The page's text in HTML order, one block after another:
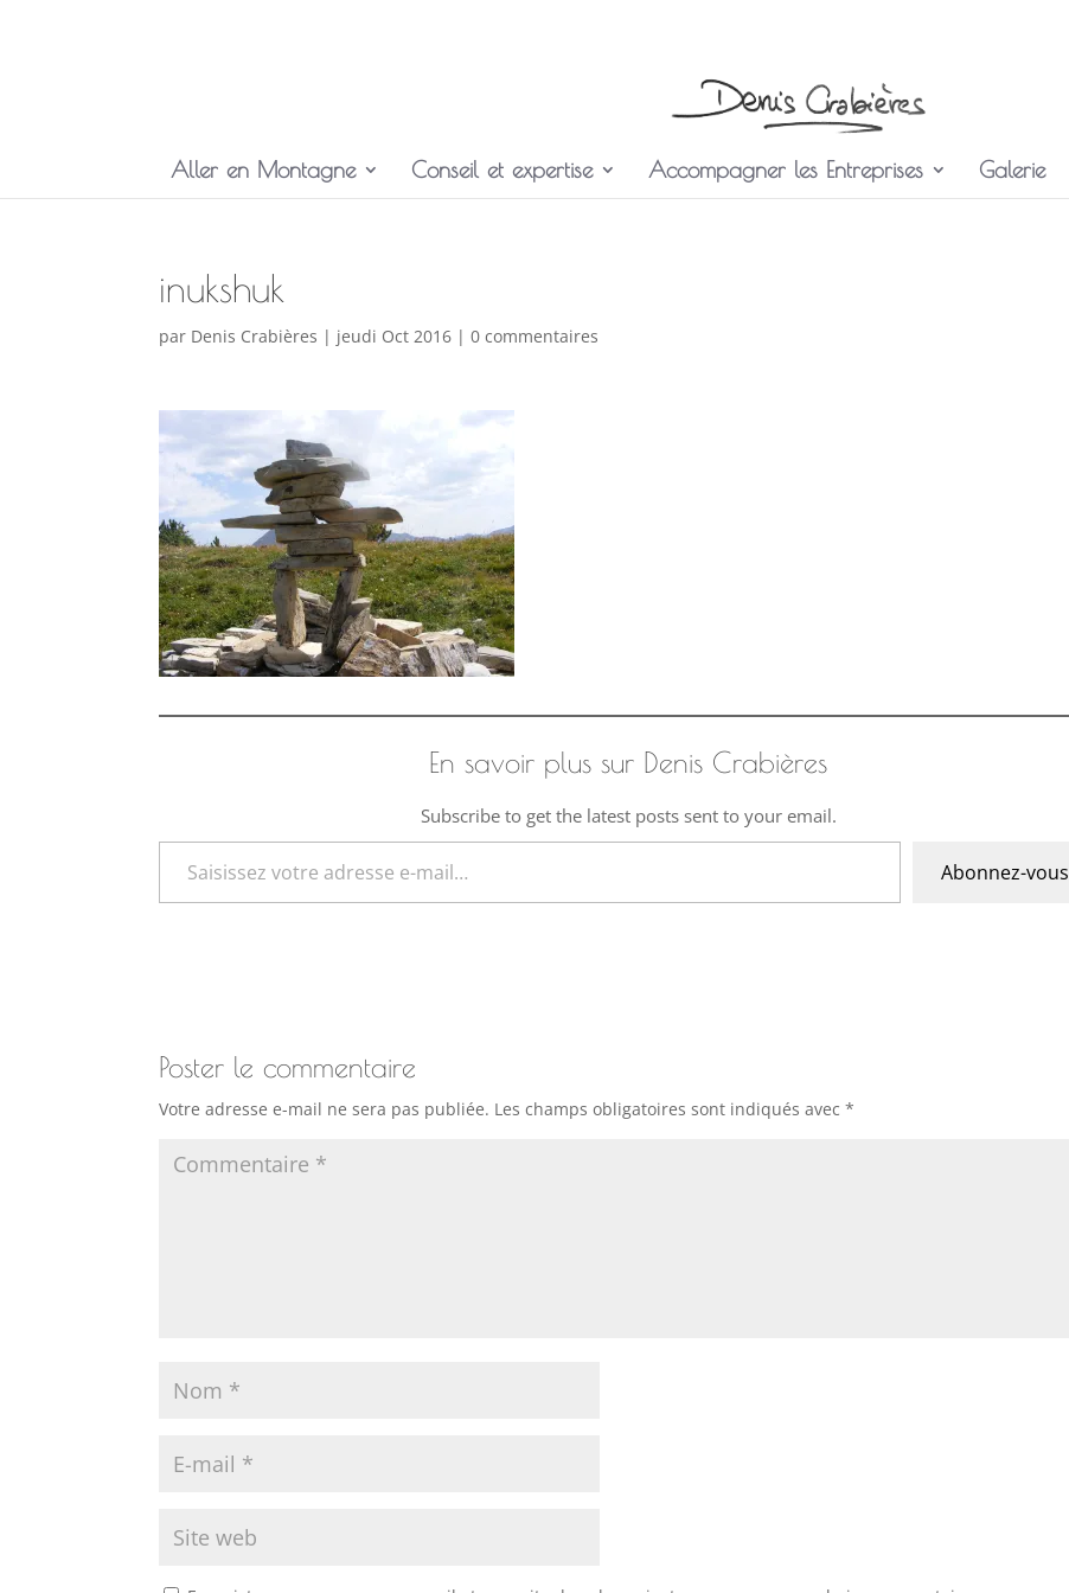
Aller en Montagne Conseil et expertise Accompagner les Entreprises Galerie
inukshuk
par Denis Crabières | jeudi Oct 2016 |0 commentaires
En savoir plus sur Denis Crabières
Subscribe to get the latest posts sent to your email.
Saisissez votre adresse e-mail…
Abonnez-vous
Poster le commentaire
Votre adresse e-mail ne sera pas publiée. Les champs obligatoires sont indiqués avec*